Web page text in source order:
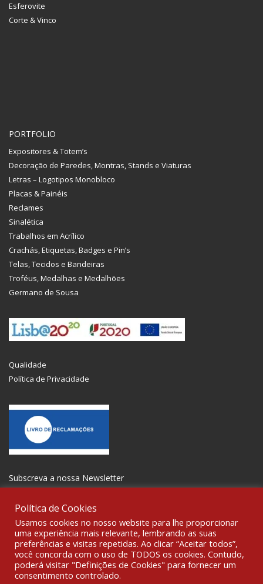
Esferovite
Corte & Vinco
PORTFOLIO
Expositores & Totem’s
Decoração de Paredes, Montras, Stands e Viaturas
Letras – Logotipos Monobloco
Placas & Painéis
Reclames
Sinalética
Trabalhos em Acrílico
Crachás, Etiquetas, Badges e Pin’s
Telas, Tecidos e Bandeiras
Troféus, Medalhas e Medalhões
Germano de Sousa
Qualidade
Política de Privacidade
Subscreva a nossa Newsletter
SOCIALIZE
Política de Cookies
Usamos cookies no nosso website para lhe proporcionar
uma experiência mais relevante, lembrando as suas
preferências e visitas repetidas. Ao clicar “Aceitar todos”,
você concorda com o uso de TODOS os cookies. Contudo,
poderá visitar "Definições de Cookies" para fornecer um
consentimento controlado.